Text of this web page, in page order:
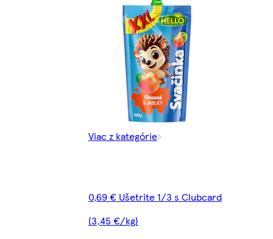
Viac z kategórie
0,69 € Ušetrite 1/3 s Clubcard
(3,45 €/kg)